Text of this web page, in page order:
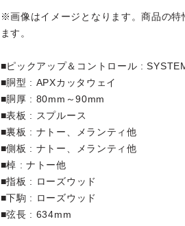
※画像はイメージとなります。商品の
ます。
■ピックアップ＆コントロール :
■胴型 : APXカッタウェイ
■胴厚 : 80mm～90mm
■表板 : スプルース
■裏板 : ナトー、メランティ他
■側板 : ナトー、メランティ他
■棹 : ナトー他
■指板 : ローズウッド
■下駒 : ローズウッド
■弦長 : 634mm